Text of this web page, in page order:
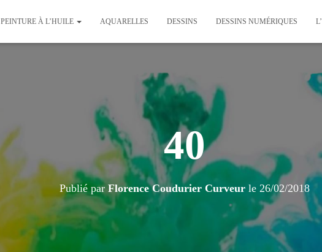
PEINTURE À L’HUILE AQUARELLES DESSINS DESSINS NUMÉRIQUES
40
Publié par Florence Coudurier Curveur le 26/02/2018